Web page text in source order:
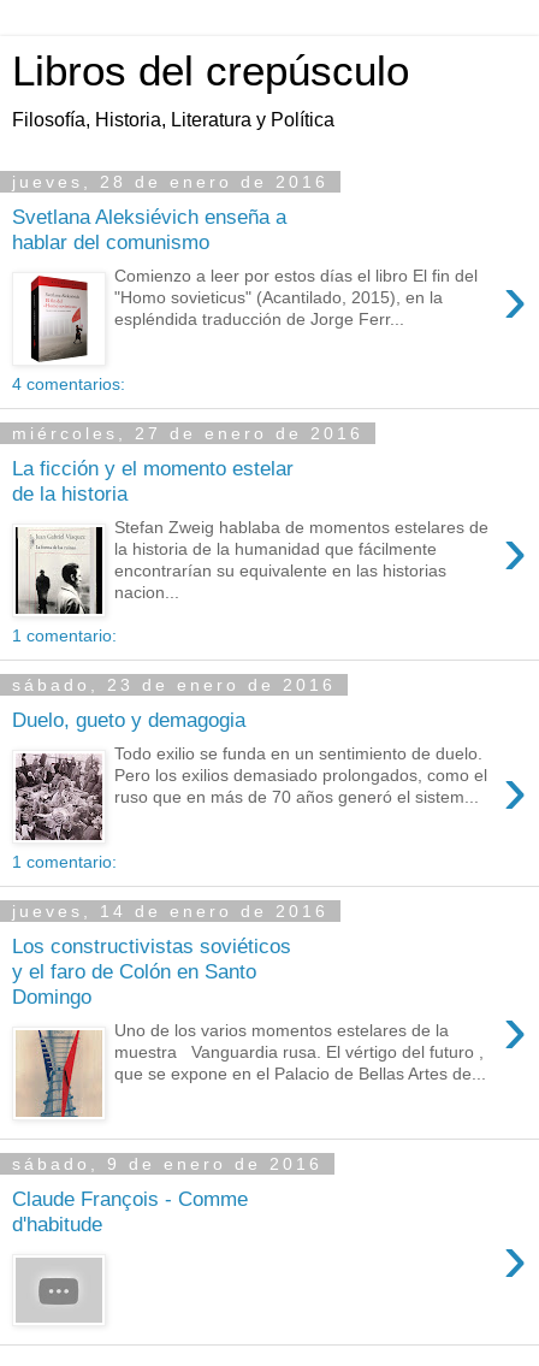
Libros del crepúsculo
Filosofía, Historia, Literatura y Política
jueves, 28 de enero de 2016
Svetlana Aleksiévich enseña a
hablar del comunismo
›
Comienzo a leer por estos días el libro El fin del
"Homo sovieticus" (Acantilado, 2015), en la
espléndida traducción de Jorge Ferr...
4 comentarios:
miércoles, 27 de enero de 2016
La ficción y el momento estelar
de la historia
›
Stefan Zweig hablaba de momentos estelares de
la historia de la humanidad que fácilmente
encontrarían su equivalente en las historias
nacion...
1 comentario:
sábado, 23 de enero de 2016
Duelo, gueto y demagogia
›
Todo exilio se funda en un sentimiento de duelo.
Pero los exilios demasiado prolongados, como el
ruso que en más de 70 años generó el sistem...
1 comentario:
jueves, 14 de enero de 2016
Los constructivistas soviéticos
y el faro de Colón en Santo
Domingo
›
Uno de los varios momentos estelares de la
muestra Vanguardia rusa. El vértigo del futuro ,
que se expone en el Palacio de Bellas Artes de...
sábado, 9 de enero de 2016
Claude François - Comme
d'habitude
›